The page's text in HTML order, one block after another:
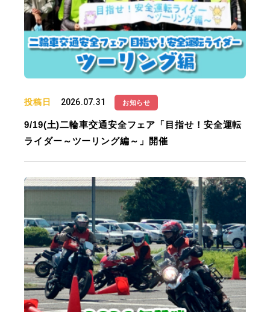
投稿日 2026.07.31 お知らせ
9/19(土)二輪車交通安全フェア「目指せ！安全運転
ライダー～ツーリング編～」開催